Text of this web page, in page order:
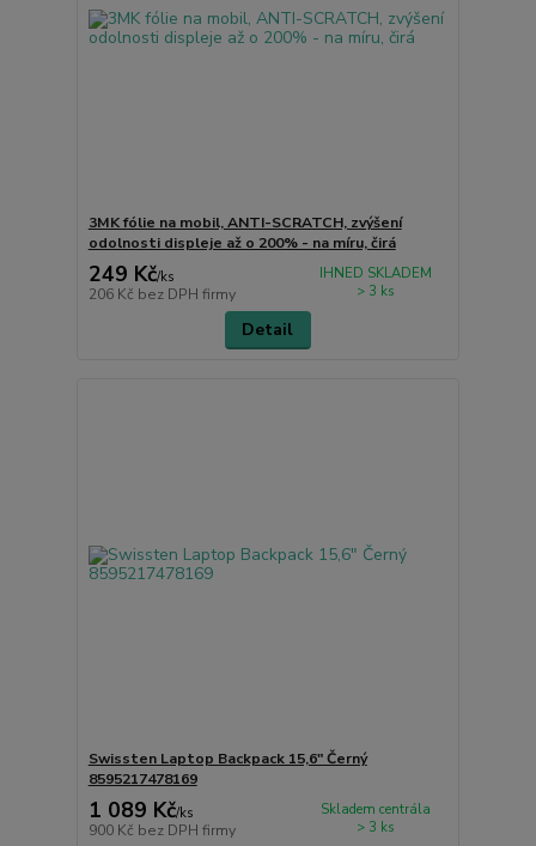
3MK fólie na mobil, ANTI-SCRATCH, zvýšení
odolnosti displeje až o 200% - na míru, čirá
249 Kč/ks
206 Kč bez DPH firmy
IHNED SKLADEM
> 3 ks
Detail
Swissten Laptop Backpack 15,6" Černý
8595217478169
1 089 Kč/ks
900 Kč bez DPH firmy
Skladem centrála
> 3 ks